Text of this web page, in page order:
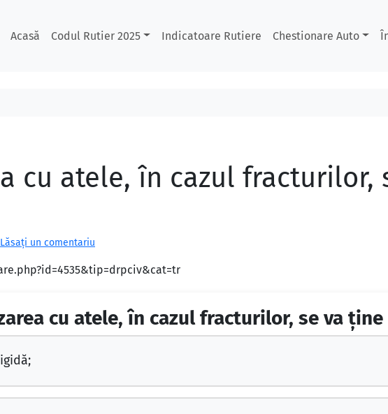
Acasă Codul Rutier 2025 Indicatoare Rutiere Chestionare Auto
cu atele, în cazul fracturilor,
Lăsați un comentariu
cu atele, în cazul fracturilor, se va ține